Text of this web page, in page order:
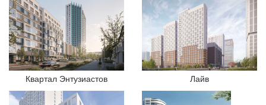
Квартал Энтузиастов Лайв